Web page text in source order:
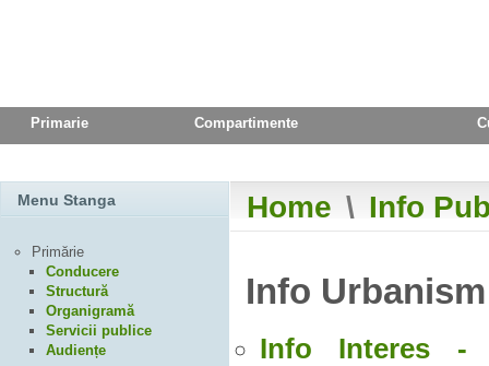
Primarie Compartimente
Home \ Info
Info Urbanism
Info Interes -
Menu Stanga
Primărie
Conducere
Structură
Organigramă
Servicii publice
Audiențe